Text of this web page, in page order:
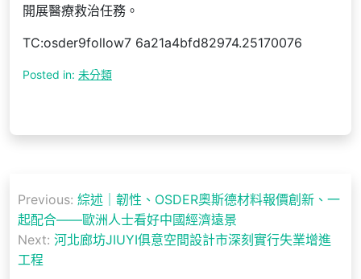
開展醫療救治任務。
TC:osder9follow7 6a21a4bfd82974.25170076
Posted in: 未分類
章
導
覽
Previous: 綜述｜韌性、OSDER奧斯德材料報價創新、一
起配合——歐洲人士看好中國經濟遠景
Next: 河北廊坊JIUYI俱意空間設計市深刻實行失業增進
工程